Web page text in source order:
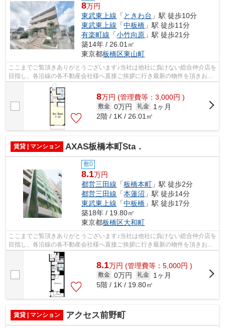
8万円
東武東上線 「 ときわ台 」駅 徒歩10分
東武東上線 「中板橋 」駅 徒歩11分
有楽町線 「小竹向原 」駅 徒歩21分
築14年 / 26.01㎡
東京都板橋区東山町
ここまでご覧頂きありがとうございます♪当社は他社に負けない総合仲介店を
目指し、各沿線の各不動産会社様へ直接ご挨拶に行き最新の物件を頂きお客
様へ提供しております！最新の情報は...
8万円 (管理費等：3,000円 )
敷金 0万円 礼金
1ヶ月
2階 / 1K / 26.01㎡
賃貸 | マンション AXAS板橋本町Sta．
敷0
8.1万円
都営三田線 「板橋本町 」駅 徒歩2分
都営三田線 「本蓮沼 」駅 徒歩14分
東武東上線 「中板橋 」駅 徒歩17分
築18年 / 19.80㎡
東京都板橋区大和町
ここまでご覧頂きありがとうございます♪当社は他社に負けない総合仲介店を
目指し、各沿線の各不動産会社様へ直接ご挨拶に行き最新の物件を頂きお客
様へ提供しております！最新の情報は...
8.1万円 (管理費等：5,000円 )
敷金 0万円 礼金
1ヶ月
5階 / 1K / 19.80㎡
賃貸 | マンション アクセス前野町